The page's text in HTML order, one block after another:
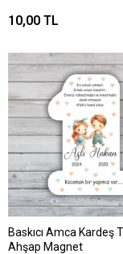
10,00 TL
Baskıcı Amca Kardeş
Ahşap Magnet